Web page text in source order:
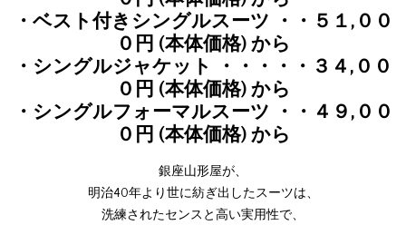
・ベスト付きシングルスーツ ・・５１,００
０円 (本体価格) から
・シングルジャケット ・・・・・３４,００
０円 (本体価格) から
・シングルフォーマルスーツ ・・４９,００
０円 (本体価格) から
銀座山形屋が、
明治40年より世に紡ぎ出したスーツは、
洗練されたセンスと高い実用性で、